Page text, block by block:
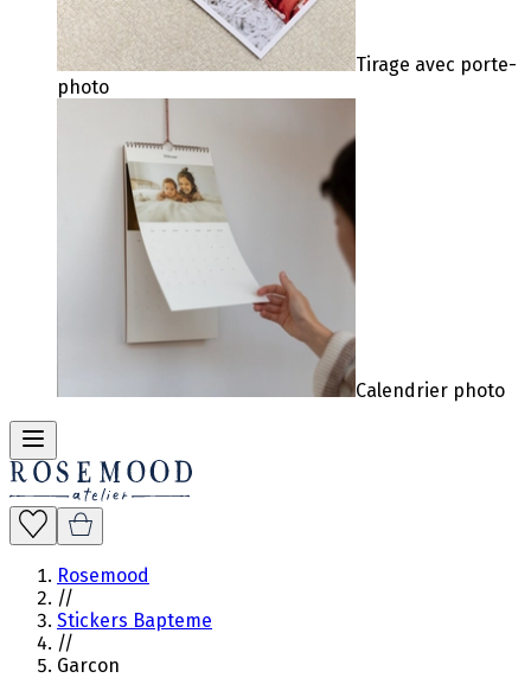
Tirage avec porte-
photo
Calendrier photo
Rosemood
//
Stickers Bapteme
//
Garcon